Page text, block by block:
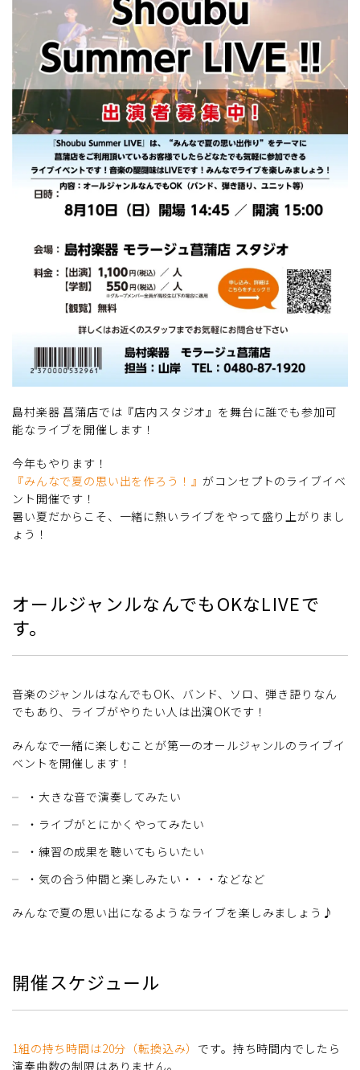
島村楽器 菖蒲店では『店内スタジオ』を舞台に誰でも参加可
能なライブを開催します！
今年もやります！
『みんなで夏の思い出を作ろう！』 がコンセプトのライブイベ
ント開催です！
暑い夏だからこそ、一緒に熱いライブをやって盛り上がりまし
ょう！
オールジャンルなんでもOKなLIVEで
す。
音楽のジャンルはなんでもOK、バンド、ソロ、弾き語りなん
でもあり、ライブがやりたい人は出演OKです！
みんなで一緒に楽しむことが第一のオールジャンルのライブイ
ベントを開催します！
・大きな音で演奏してみたい
・ライブがとにかくやってみたい
・練習の成果を聴いてもらいたい
・気の合う仲間と楽しみたい・・・などなど
みんなで夏の思い出になるようなライブを楽しみましょう♪
開催スケジュール
1組の持ち時間は20分（転換込み） です。持ち時間内でしたら
演奏曲数の制限はありません。